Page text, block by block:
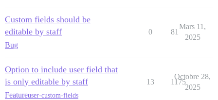
Custom fields should be
editable by staff
Bug
0 81
Mars 11,
2025
Option to include user field that
is only editable by staff
Featureuser-custom-fields
13 1175
Octobre 28,
2025